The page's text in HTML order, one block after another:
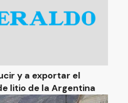
y a exportar el
litio de la Argentina